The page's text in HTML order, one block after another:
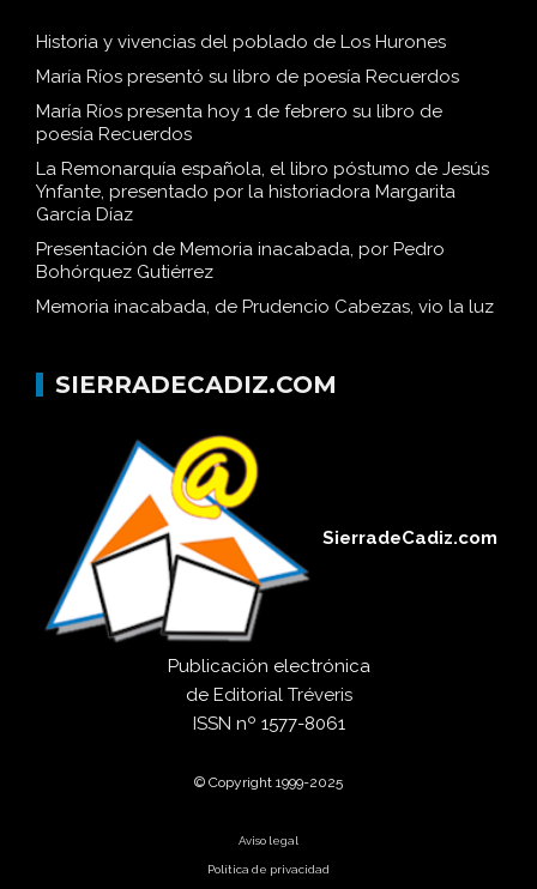
Historia y vivencias del poblado de Los Hurones
María Ríos presentó su libro de poesía Recuerdos
María Ríos presenta hoy 1 de febrero su libro de
poesía Recuerdos
La Remonarquía española, el libro póstumo de Jesús
Ynfante, presentado por la historiadora Margarita
García Díaz
Presentación de Memoria inacabada, por Pedro
Bohórquez Gutiérrez
Memoria inacabada, de Prudencio Cabezas, vio la luz
SIERRADECADIZ.COM
SierradeCadiz.com
Publicación electrónica
de Editorial Tréveris
ISSN nº 1577-8061
© Copyright 1999-2025
Aviso legal
Política de privacidad